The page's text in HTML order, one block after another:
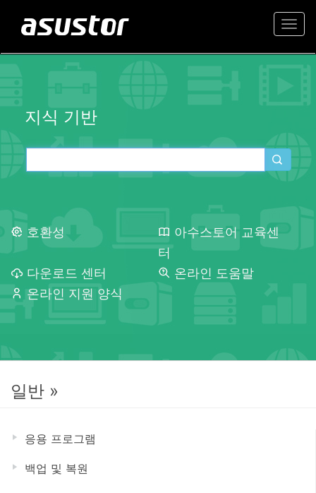
지식 기반
호환성
아수스토어 교육센
터
다운로드 센터
온라인 도움말
온라인 지원 양식
일반 »
응용 프로그램
백업 및 복원